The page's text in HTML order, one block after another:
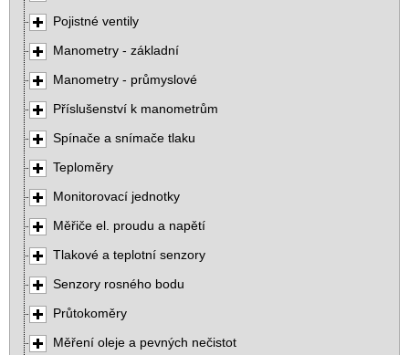
Pojistné ventily
Manometry - základní
Manometry - průmyslové
Příslušenství k manometrům
Spínače a snímače tlaku
Teploměry
Monitorovací jednotky
Měřiče el. proudu a napětí
Tlakové a teplotní senzory
Senzory rosného bodu
Průtokoměry
Měření oleje a pevných nečistot